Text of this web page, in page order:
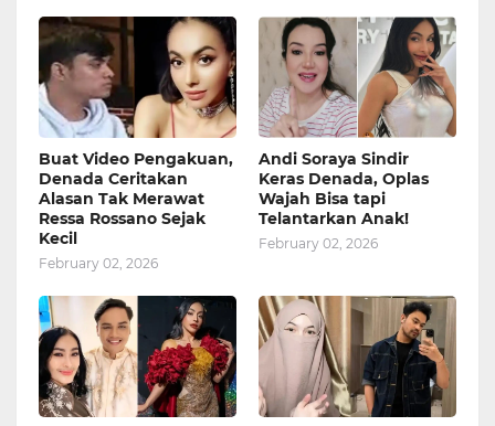
Buat Video Pengakuan,
Denada Ceritakan
Alasan Tak Merawat
Ressa Rossano Sejak
Kecil
February 02, 2026
Andi Soraya Sindir
Keras Denada, Oplas
Wajah Bisa tapi
Telantarkan Anak!
February 02, 2026